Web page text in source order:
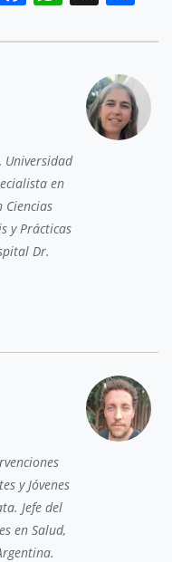
Universidad
en
Ciencias
y Prácticas
Dr.
y Jóvenes
Jefe del
en Salud,